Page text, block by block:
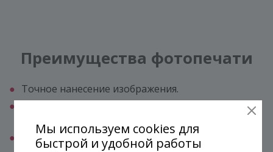
Преимущества фотопечати
Точное нанесение изображения.
Простая очистка от пыли, загрязнений моющими
Мы используем cookies для
быстрой и удобной работы